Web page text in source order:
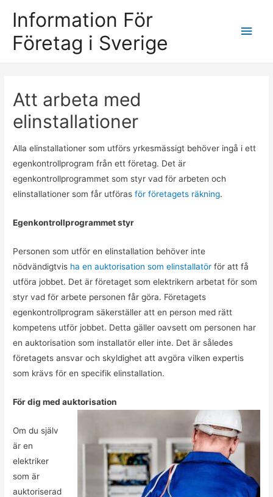
Information För
Företag i Sverige
Main
Att arbeta med
elinstallationer
Alla elinstallationer som utförs yrkesmässigt behöver ingå i ett
egenkontrollprogram från ett företag. Det är
egenkontrollprogrammet som styr vad för arbeten och
elinstallationer som får utförasför företagets räkning.
Egenkontrollprogrammet styr
Personen som utför en elinstallation behöver inte
nödvändigtvis ha en auktorisation som elinstallatör för att få
utföra jobbet. Det är företaget som elektrikern arbetat för som
styr vad för arbete personen får göra. Företagets
egenkontrollprogram säkerställer att en person med rätt
kompetens utför jobbet. Detta gäller oavsett om personen har
en auktorisation som installatör eller inte. Det är således
företagets ansvar och skyldighet att avgöra vilken expertis
som krävs för en specifik elinstallation.
För dig med auktorisation
Om du själv
är en
elektriker
som är
auktoriserad